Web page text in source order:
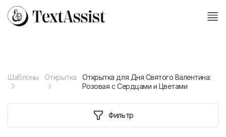
Шаблоны Открытка
Открытка для Дня Святого Валентина:
Розовая с Сердцами и Цветами
Фильтр